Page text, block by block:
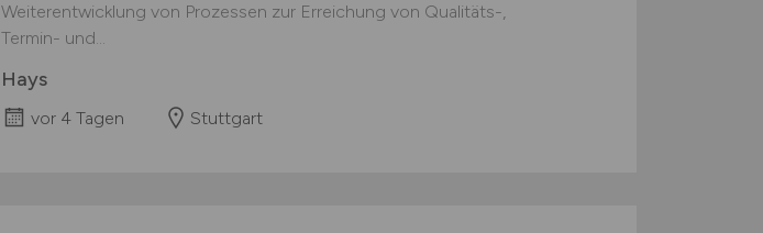
Weiterentwicklung von Prozessen zur Erreichung von Qualitäts-,
Termin- und...
Hays
vor 4 Tagen Stuttgart